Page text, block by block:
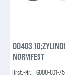
00403 10;ZYLINDERSCHR. 84 4.8 VZ M 3X 10 (6000-001-750) |
NORMFEST
Hrst.-Nr.: 6000-001-